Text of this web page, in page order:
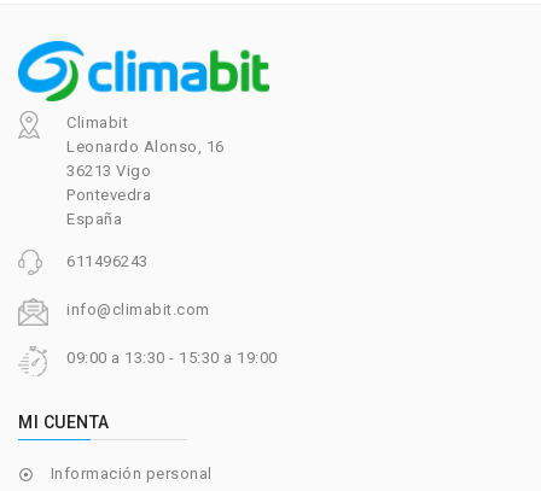
Climabit
Leonardo Alonso, 16
36213 Vigo
Pontevedra
España
611496243
info@climabit.com
09:00 a 13:30 - 15:30 a 19:00
MI CUENTA
 Información personal